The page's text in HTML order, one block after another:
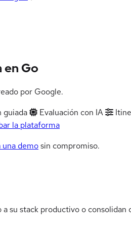
Go
por Google.
guiada Evaluación con IA
la plataforma
una demosin compromiso.
Go
su stack productivo o